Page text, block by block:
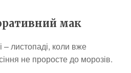
мак
– листопаді, коли вже
не проросте до морозів.